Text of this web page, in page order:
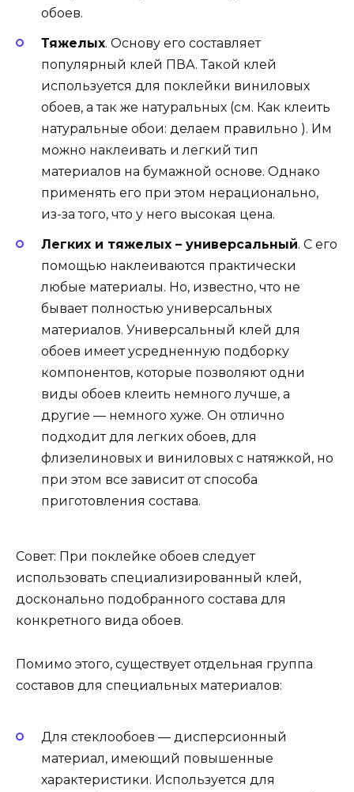
обоев.
Тяжелых. Основу его составляет
популярный клей ПВА. Такой клей
используется для поклейки виниловых
обоев, а так же натуральных (см. Как клеить
натуральные обои: делаем правильно ). Им
можно наклеивать и легкий тип
материалов на бумажной основе. Однако
применять его при этом нерационально,
из-за того, что у него высокая цена.
Легких и тяжелых – универсальный. С его
помощью наклеиваются практически
любые материалы. Но, известно, что не
бывает полностью универсальных
материалов. Универсальный клей для
обоев имеет усредненную подборку
компонентов, которые позволяют одни
виды обоев клеить немного лучше, а
другие — немного хуже. Он отлично
подходит для легких обоев, для
флизелиновых и виниловых с натяжкой, но
при этом все зависит от способа
приготовления состава.
Совет: При поклейке обоев следует
использовать специализированный клей,
досконально подобранного состава для
конкретного вида обоев.
Помимо этого, существует отдельная группа
составов для специальных материалов:
Для стеклообоев — дисперсионный
материал, имеющий повышенные
характеристики. Используется для